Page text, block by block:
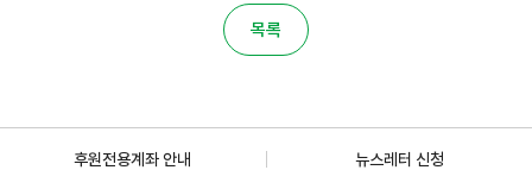
목록
후원전용계좌 안내 뉴스레터 신청